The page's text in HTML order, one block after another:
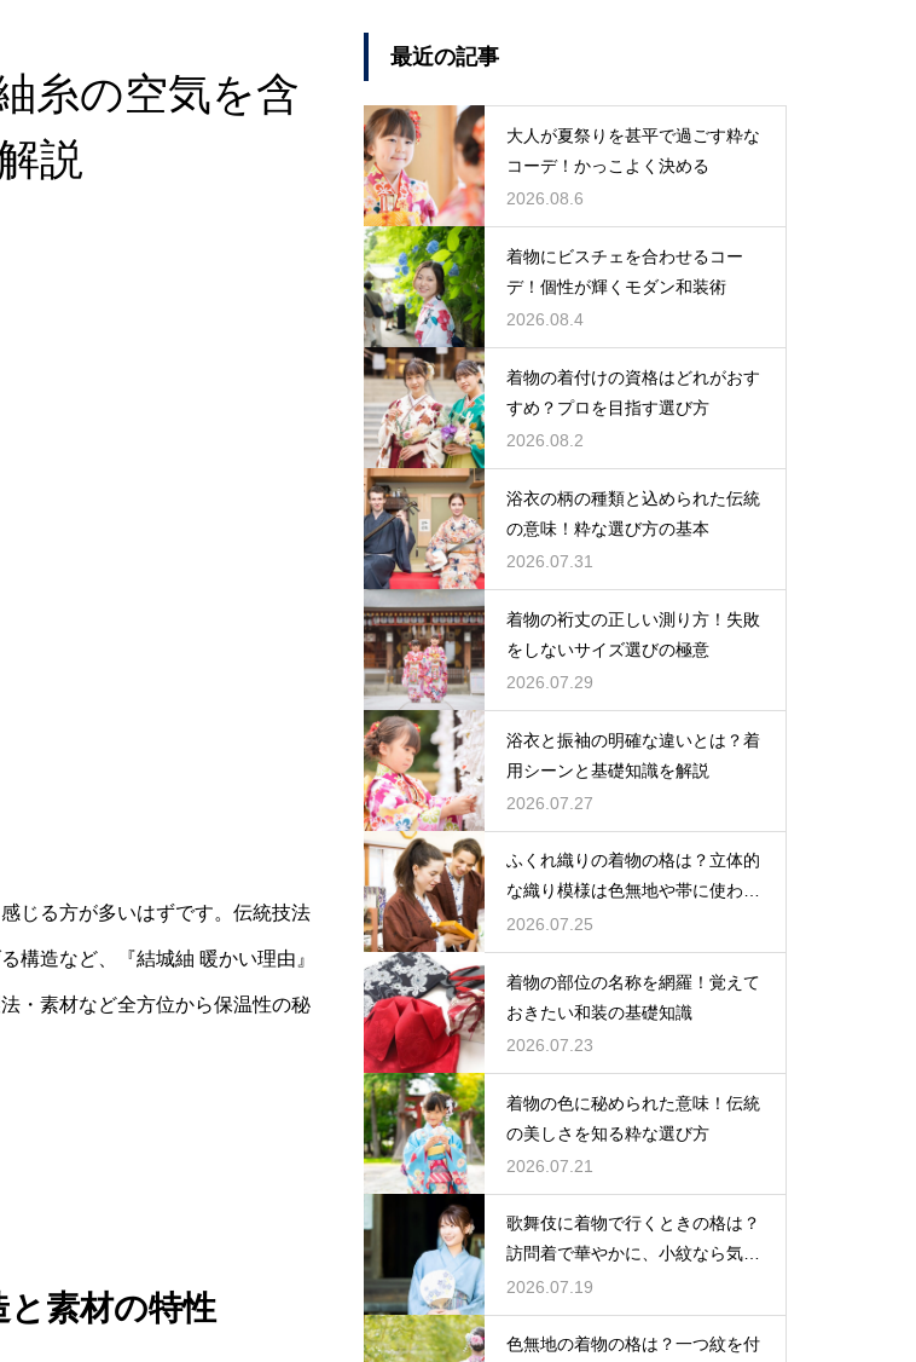
糸の空気を含
説
じる方が多いはずです。伝統技法
構造など、『結城紬 暖かい理由』
・素材など全方位から保温性の秘
素材の特性
最近の記事
大人が夏祭りを甚平で過ごす粋な
コーデ！かっこよく決める
2026.08.6
着物にビスチェを合わせるコー
デ！個性が輝くモダン和装術
2026.08.4
着物の着付けの資格はどれがおす
すめ？プロを目指す選び方
2026.08.2
浴衣の柄の種類と込められた伝統
の意味！粋な選び方の基本
2026.07.31
着物の裄丈の正しい測り方！失敗
をしないサイズ選びの極意
2026.07.29
浴衣と振袖の明確な違いとは？着
用シーンと基礎知識を解説
2026.07.27
ふくれ織りの着物の格は？立体的
な織り模様は色無地や帯に使われ
格は控えめ
2026.07.25
着物の部位の名称を網羅！覚えて
おきたい和装の基礎知識
2026.07.23
着物の色に秘められた意味！伝統
の美しさを知る粋な選び方
2026.07.21
歌舞伎に着物で行くときの格は？
訪問着で華やかに、小紋なら気軽
な観劇に
2026.07.19
色無地の着物の格は？一つ紋を付